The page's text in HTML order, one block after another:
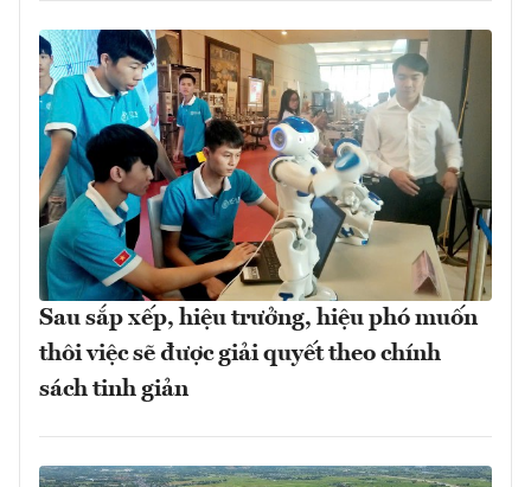
Sau sắp xếp, hiệu trưởng, hiệu phó muốn
thôi việc sẽ được giải quyết theo chính
sách tinh giản